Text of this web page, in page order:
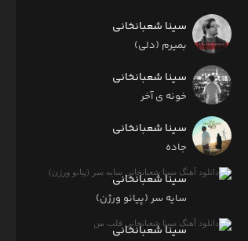
سینا شعبانخانی
بمیرم (دلی)
سینا شعبانخانی
خونه ی آخر
سینا شعبانخانی
جاده
سینا شعبانخانی
سایه سر (پیانو ورژن)
سینا شعبانخانی